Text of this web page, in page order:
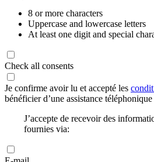
8 or more characters
Uppercase and lowercase letters
At least one digit and special
Check all consents
Je confirme avoir lu et accepté les
bénéficier d’une assistance
J’accepte de recevoir des
fournies via: